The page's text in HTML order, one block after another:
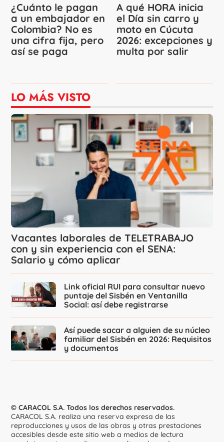
¿Cuánto le pagan
a un embajador en
Colombia? No es
una cifra fija, pero
así se paga
A qué HORA inicia
el Día sin carro y
moto en Cúcuta
2026: excepciones y
multa por salir
LO MÁS VISTO
Vacantes laborales de TELETRABAJO
con y sin experiencia con el SENA:
Salario y cómo aplicar
Link oficial RUI para consultar nuevo
puntaje del Sisbén en Ventanilla
Social: así debe registrarse
Así puede sacar a alguien de su núcleo
familiar del Sisbén en 2026: Requisitos
y documentos
© CARACOL S.A. Todos los derechos reservados.
CARACOL S.A. realiza una reserva expresa de las
reproducciones y usos de las obras y otras prestaciones
accesibles desde este sitio web a medios de lectura